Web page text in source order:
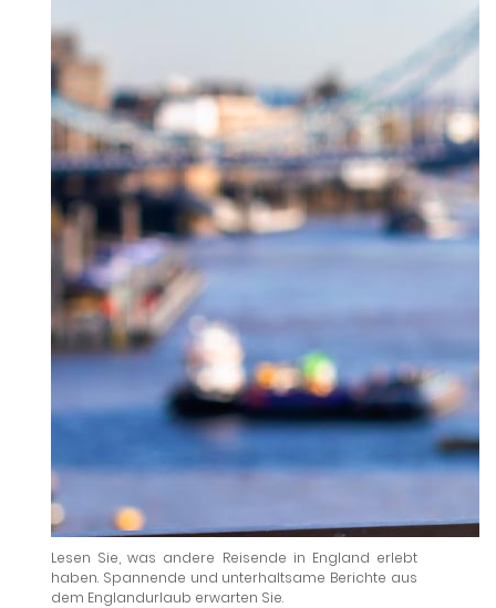
Lesen Sie, was andere Reisende in England erlebt
haben. Spannende und unterhaltsame Berichte aus
dem Englandurlaub erwarten Sie.